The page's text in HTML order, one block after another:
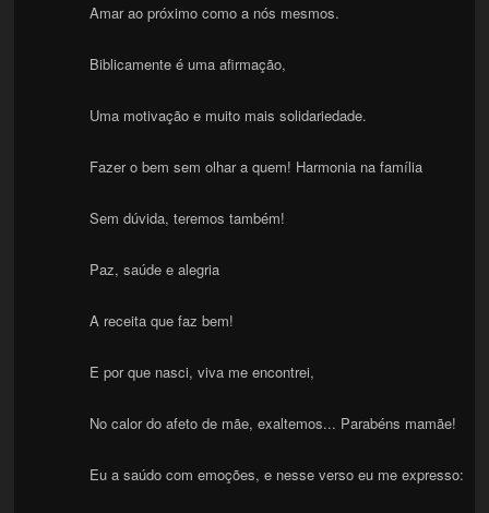
Amar ao próximo como a nós mesmos.
Biblicamente é uma afirmação,
Uma motivação e muito mais solidariedade.
Fazer o bem sem olhar a quem! Harmonia na família
Sem dúvida, teremos também!
Paz, saúde e alegria
A receita que faz bem!
E por que nasci, viva me encontrei,
No calor do afeto de mãe, exaltemos... Parabéns mamãe!
Eu a saúdo com emoções, e nesse verso eu me expresso: